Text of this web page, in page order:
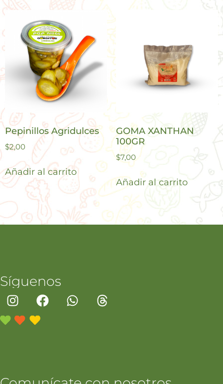
Pepinillos Agridulces
$2,00
Añadir al carrito
GOMA XANTHAN
100GR
$7,00
Añadir al carrito
Síguenos